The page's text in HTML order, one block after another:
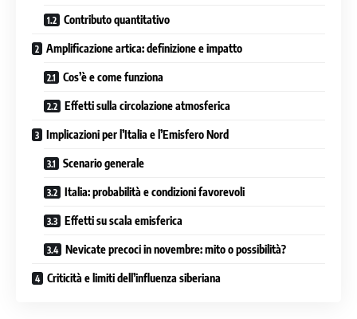
Contributo quantitativo
Amplificazione artica: definizione e impatto
Cos’è e come funziona
Effetti sulla circolazione atmosferica
Implicazioni per l’Italia e l’Emisfero Nord
Scenario generale
Italia: probabilità e condizioni favorevoli
Effetti su scala emisferica
Nevicate precoci in novembre: mito o possibilità?
Criticità e limiti dell’influenza siberiana